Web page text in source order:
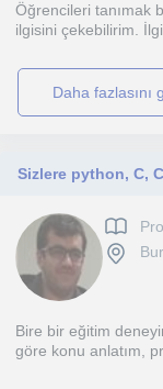
Öğrencileri tanımak
ilgisini çekebilirim.
daha fazlasını
Bire bir eğitim
göre konu anlatım,